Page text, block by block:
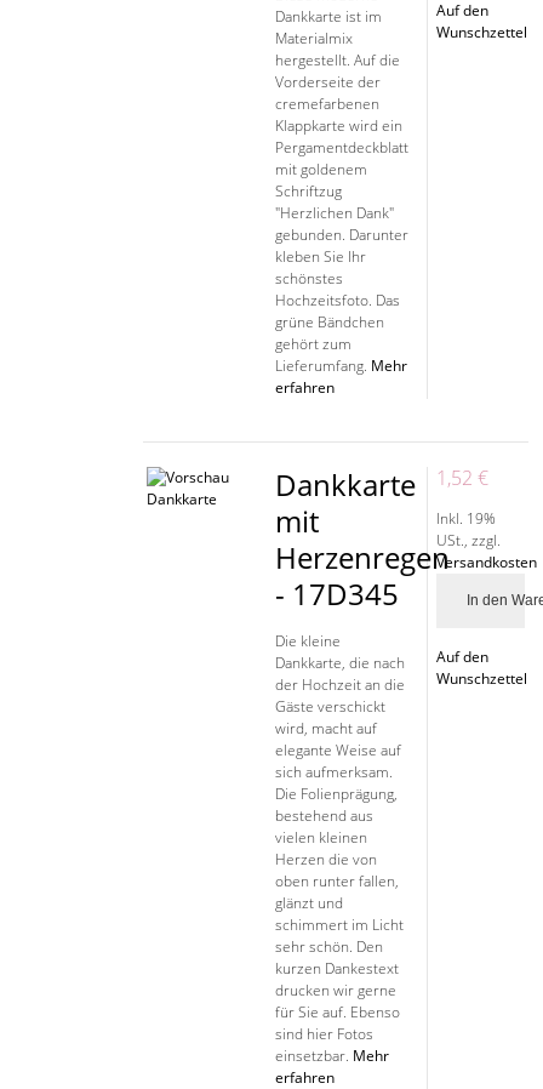
Dankkarte ist im
Materialmix
hergestellt. Auf die
Vorderseite der
cremefarbenen
Klappkarte wird ein
Pergamentdeckblatt
mit goldenem
Schriftzug
"Herzlichen Dank"
gebunden. Darunter
kleben Sie Ihr
schönstes
Hochzeitsfoto. Das
grüne Bändchen
gehört zum
Lieferumfang. Mehr
erfahren
Auf den
Wunschzettel
Dankkarte
mit
Herzenregen
- 17D345
Die kleine
Dankkarte, die nach
der Hochzeit an die
Gäste verschickt
wird, macht auf
elegante Weise auf
sich aufmerksam.
Die Folienprägung,
bestehend aus
vielen kleinen
Herzen die von
oben runter fallen,
glänzt und
schimmert im Licht
sehr schön. Den
kurzen Dankestext
drucken wir gerne
für Sie auf. Ebenso
sind hier Fotos
einsetzbar. Mehr
erfahren
1,52 €
Inkl. 19%
USt., zzgl.
Versandkosten
In den
Auf den
Wunschzettel